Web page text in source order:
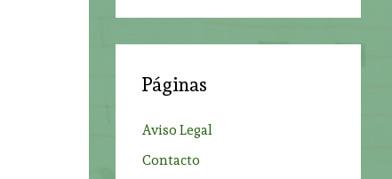
r
Páginas
Aviso Legal
Contacto